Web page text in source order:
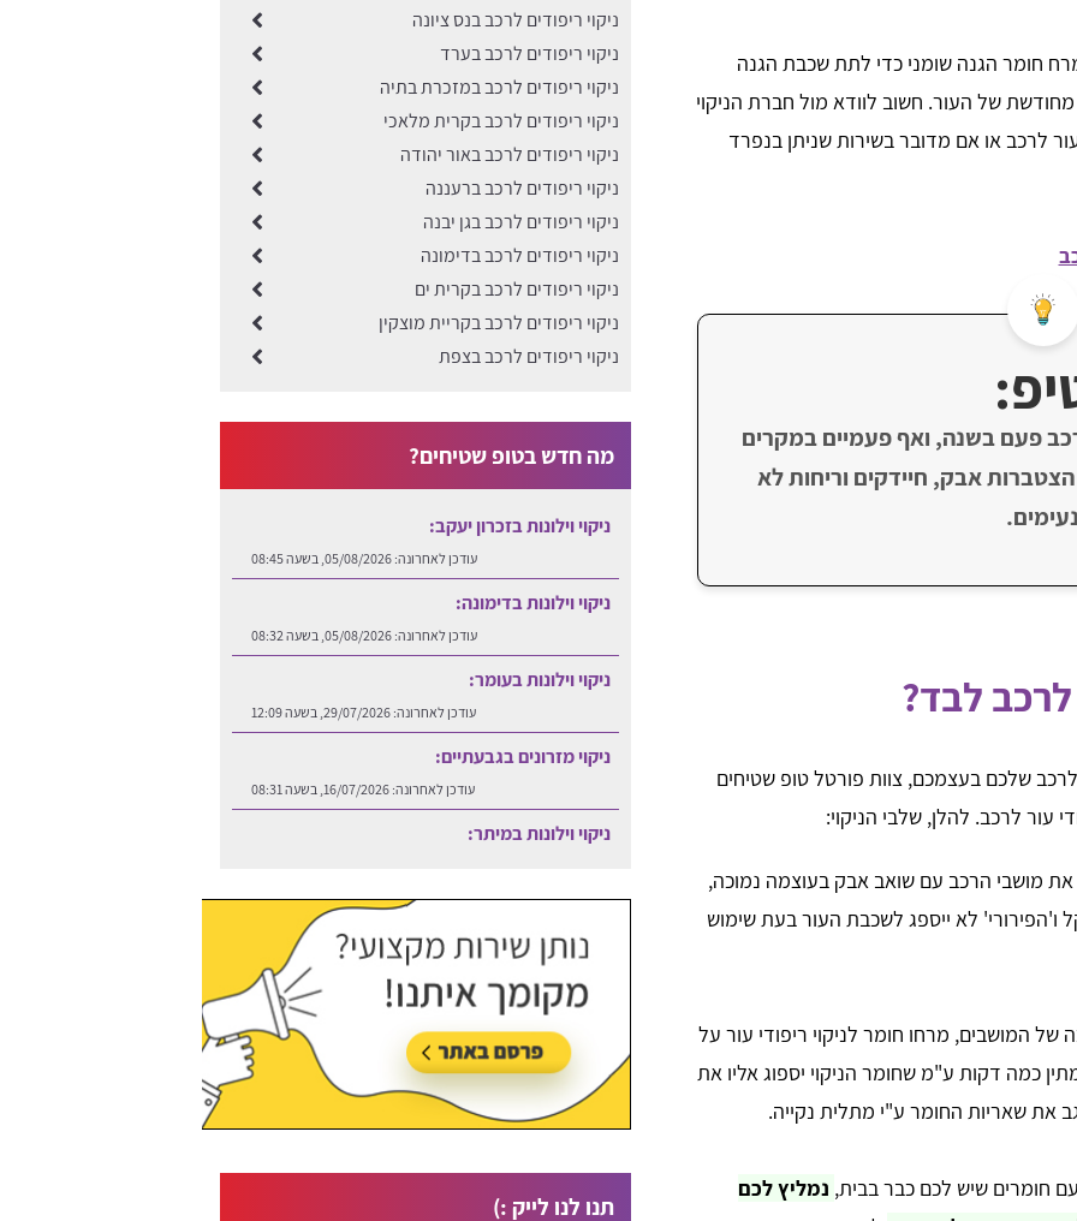
חומר הגנה שומני כדי לתת שכבת הגנה
של העור. חשוב לוודא מול חברת הניקוי
לרכב או אם מדובר בשירות שניתן בנפרד
פעם בשנה, ואף פעמיים במקרים
אבק, חיידקים וריחות לא
נעימים.
לרכב לבד?
לרכב שלכם בעצמכם, צוות פורטל טופ שטיחים
עור לרכב. להלן, שלבי הניקוי:
את מושבי הרכב עם שואב אבק בעוצמה נמוכה,
לא ייספג לשכבת העור בעת שימוש
המושבים, מרחו חומר לניקוי ריפודי עור על
כמה דקות ע"מ שחומר הניקוי יספוג אליו את
את שאריות החומר ע"י מתלית נקייה.
חומרים שיש לכם כבר בבית, נמליץ לכם
ניקוי ריפודים לרכב בנס ציונה
ניקוי ריפודים לרכב בערד
ניקוי ריפודים לרכב במזכרת בתיה
ניקוי ריפודים לרכב בקרית מלאכי
ניקוי ריפודים לרכב באור יהודה
ניקוי ריפודים לרכב ברעננה
ניקוי ריפודים לרכב בגן יבנה
ניקוי ריפודים לרכב בדימונה
ניקוי ריפודים לרכב בקרית ים
ניקוי ריפודים לרכב בקריית מוצקין
ניקוי ריפודים לרכב בצפת
מה חדש בטופ שטיחים?
ניקוי וילונות בזכרון יעקב:
עודכן לאחרונה:05/08/2026, בשעה 08:45
ניקוי וילונות בדימונה:
עודכן לאחרונה:05/08/2026, בשעה 08:32
ניקוי וילונות בעומר:
עודכן לאחרונה:29/07/2026, בשעה 12:09
ניקוי מזרונים בגבעתיים:
עודכן לאחרונה:16/07/2026, בשעה 08:31
ניקוי וילונות במיתר:
תנו לנו לייק :)